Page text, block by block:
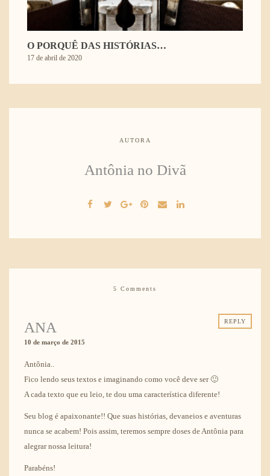
O PORQUÊ DAS HISTÓRIAS…
17 de abril de 2020
AUTORA
Antônia no Divã
5 Comments
REPLY
ANA
10 de março de 2015
Antônia..
Fico lendo seus textos e imaginando como você deve ser 🙂
A cada texto que eu leio, te dou uma característica diferente!
Seu blog é apaixonante!! Que suas histórias, devaneios e aventuras
nunca se acabem! Pois assim, teremos sempre doses de Antônia para
alegrar nossa leitura!
Parabéns!